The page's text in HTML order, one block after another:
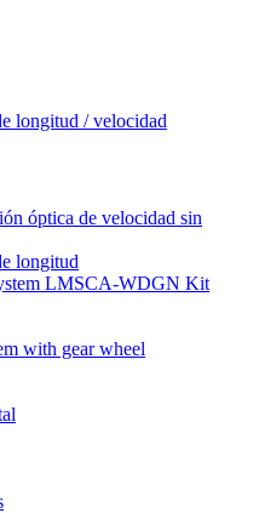
longitud / velocidad
óptica de velocidad sin
longitud
LMSCA-WDGN Kit
with gear wheel